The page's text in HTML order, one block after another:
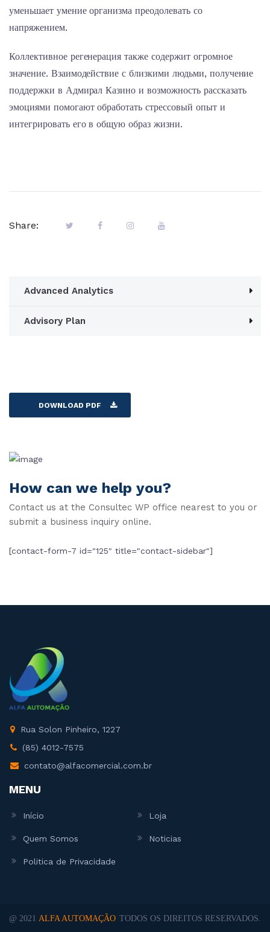
уменьшает умение организма преодолевать со
напряжением.
Коллективное регенерация также содержит огромное
значение. Взаимодействие с близкими людьми, получение
поддержки в Адмирал Казино и возможность рассказать
эмоциями помогают обработать стрессовый опыт и
интегрировать его в общую образ жизни.
Share:
Advanced Analytics
Advisory Plan
DOWNLOAD PDF
How can we help you?
Contact us at the Consultec WP office nearest to you or
submit a business inquiry online.
[contact-form-7 id="125" title="contact-sidebar"]
Rua Solon Pinheiro, 1227
(85) 4012-7575
contato@alfacomercial.com.br
MENU
Início Loja
Quem Somos Noticias
Politica de Privacidade
@ 2021 ALFA AUTOMAÇÃO TODOS OS DIREITOS RESERVADOS.